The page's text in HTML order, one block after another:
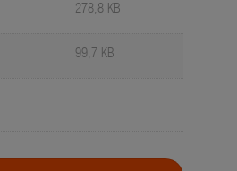
278,8 KB
99,7 KB